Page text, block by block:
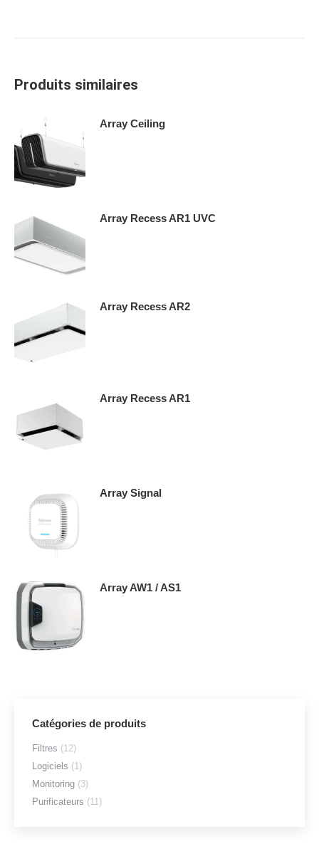
Produits similaires
Array Ceiling
Array Recess AR1 UVC
Array Recess AR2
Array Recess AR1
Array Signal
Array AW1 / AS1
Catégories de produits
Filtres (12)
Logiciels (1)
Monitoring (3)
Purificateurs (11)